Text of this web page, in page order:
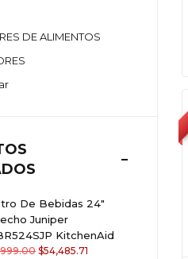
DE ALIMENTOS
De Bebidas 24"
Juniper
KitchenAid
$54,485.71